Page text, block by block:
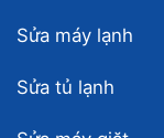
Sửa máy lạnh
Sửa tủ lạnh